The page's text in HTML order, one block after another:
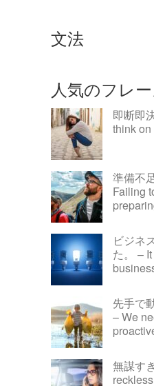
文法
人気のフレ
即断即
think on
準備不
Failing
ビジネ
た。 –
先手で
– We
無謀す